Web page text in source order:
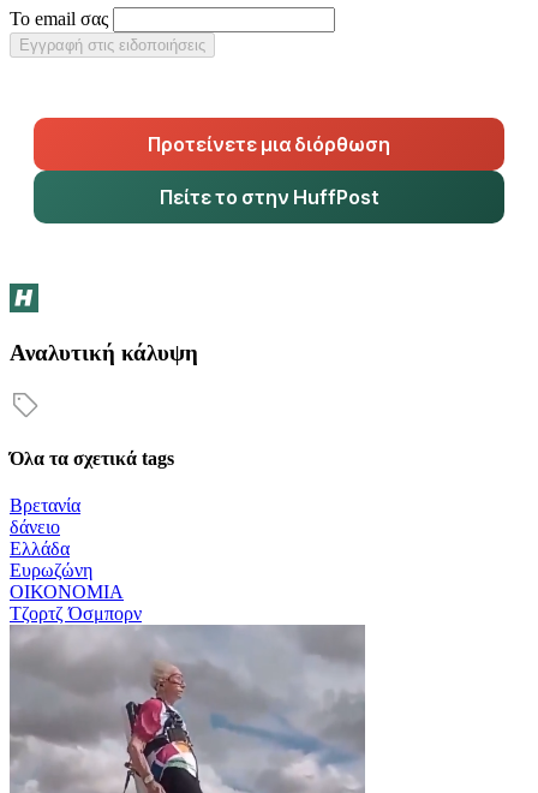
Το email σας
Εγγραφή στις ειδοποιήσεις
Προτείνετε μια διόρθωση
Πείτε το στην HuffPost
Αναλυτική κάλυψη
Όλα τα σχετικά tags
Βρετανία
δάνειο
Ελλάδα
Ευρωζώνη
ΟΙΚΟΝΟΜΙΑ
Τζορτζ Όσμπορν